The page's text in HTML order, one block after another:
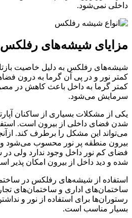
داخلی نمی‌شود.
مزایای شیشه‌های رفلکس
شیشه‌های رفلکس به دلیل خاصیت
کمتر نور و در پی آن گرما به درون
کمتر گرما به داخل باعث کاهش در
سرمایش می‌شود.
یکی از مشکلات بسیاری از ساکنان
شدن فضای داخلی از بیرون است.
می‌تواند این مشکل را برطرف کند.
بیرون منطقه پر نور محسوب می‌شود و
فضای کم نور داخل وجود ندارد ولی
شده و دید داخل از بیرون امکان پذیر
استفاده از شیشه‌های رفلکس در
ساختمان‌های اداری و ساختمان‌های
رستوران‌ها برای استفاده از نور و
بسیار مناسب است.